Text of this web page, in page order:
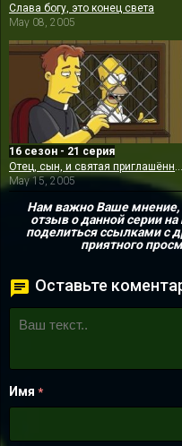
Слава богу, это конец света
May 08, 2005
16 сезон - 21 серия
Отец, сын, и святая приглашённая звезда
May 15, 2005
Нам важно Ваше мнение,
отзыв о данной серии
поделиться ссылками с
приятного
Оставьте
Имя *